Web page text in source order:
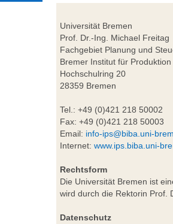
Universität Bremen
Prof. Dr.-Ing. Michael Freitag
Fachgebiet Planung und
Bremer Institut für
Hochschulring 20
28359 Bremen
Tel.: +49 (0)421 218 50002
Fax: +49 (0)421 218 50003
Email: info-ips@biba.uni-
Internet:www.ips.biba.uni-
Rechtsform
Die Universität Bremen ist
wird durch die Rektorin Prof.
Datenschutz